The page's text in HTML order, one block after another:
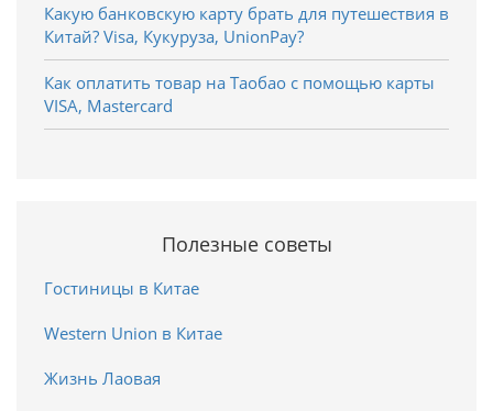
Какую банковскую карту брать для путешествия в
Китай? Visa, Кукуруза, UnionPay?
Как оплатить товар на Таобао с помощью карты
VISA, Mastercard
Полезные советы
Гостиницы в Китае
Western Union в Китае
Жизнь Лаовая